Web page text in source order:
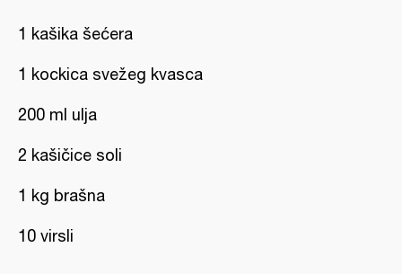
1 kašika šećera
1 kockica svežeg kvasca
200 ml ulja
2 kašičice soli
1 kg brašna
10 virsli